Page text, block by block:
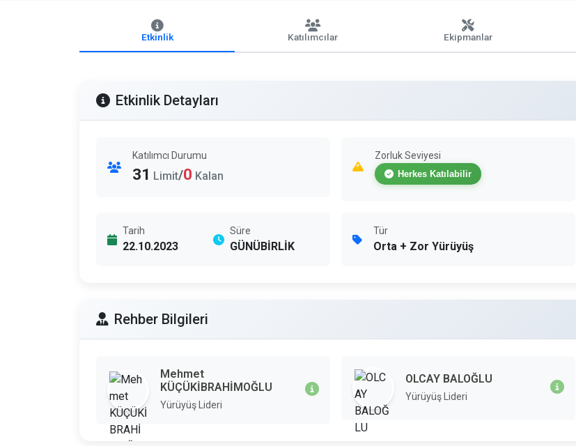
Etkinlik Katılımcılar Ekipmanlar
Etkinlik Detayları
Katılımcı Durumu
31 Limit/0 Kalan
Zorluk Seviyesi
Herkes Katılabilir
Tarih
22.10.2023
Süre
GÜNÜBİRLİK
Tür
Orta + Zor Yürüyüş
Rehber Bilgileri
Mehmet
KÜÇÜKİBRAHİMOĞLU
Yürüyüş Lideri
OLCAY BALOĞLU
Yürüyüş Lideri